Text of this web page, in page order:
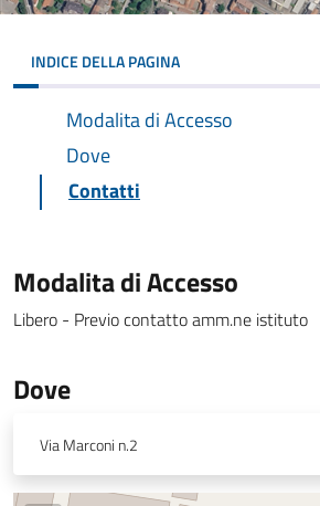
INDICE DELLA PAGINA
Modalita di Accesso
Dove
Contatti
Modalita di Accesso
Libero - Previo contatto amm.ne istituto
Dove
Via Marconi n.2